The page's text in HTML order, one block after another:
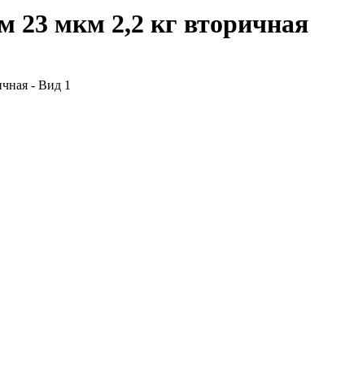
23 мкм 2,2 кг вторичная